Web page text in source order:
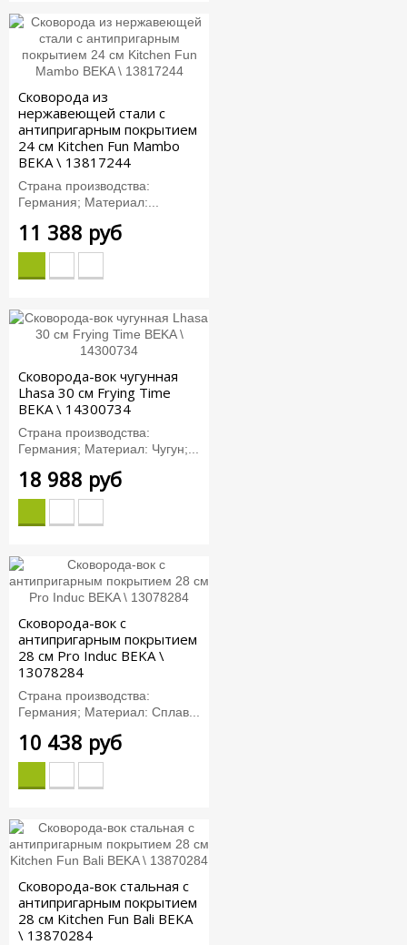
Сковорода из
нержавеющей стали с
антипригарным покрытием
24 см Kitchen Fun Mambo
BEKA \ 13817244
Страна производства:
Германия; Материал:...
11 388 руб
Сковорода-вок чугунная
Lhasa 30 см Frying Time
BEKA \ 14300734
Страна производства:
Германия; Материал: Чугун;...
18 988 руб
Сковорода-вок с
антипригарным покрытием
28 см Pro Induc BEKA \
13078284
Страна производства:
Германия; Материал: Сплав...
10 438 руб
Сковорода-вок стальная с
антипригарным покрытием
28 см Kitchen Fun Bali BEKA
\ 13870284